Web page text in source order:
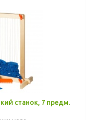
станок, 7 предм.